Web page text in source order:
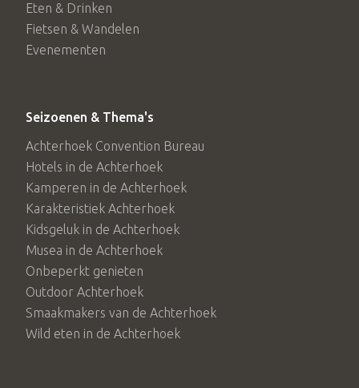
Eten & Drinken
Fietsen & Wandelen
Evenementen
Seizoenen & Thema's
Achterhoek Convention Bureau
Hotels in de Achterhoek
Kamperen in de Achterhoek
Karakteristiek Achterhoek
Kidsgeluk in de Achterhoek
Musea in de Achterhoek
Onbeperkt genieten
Outdoor Achterhoek
Smaakmakers van de Achterhoek
Wild eten in de Achterhoek